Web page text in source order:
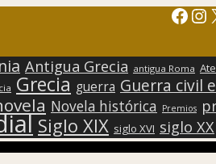
Antigua Grecia antigua Roma
Grecia guerra Guerra civil
Novela histórica Premios
Siglo XIX siglo XVI siglo XX